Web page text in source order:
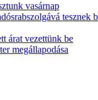
vasárnap
tesznek
árat vezettünk be
megállapodása